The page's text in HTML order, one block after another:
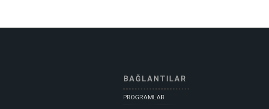
BAĞLANTILAR
PROGRAMLAR